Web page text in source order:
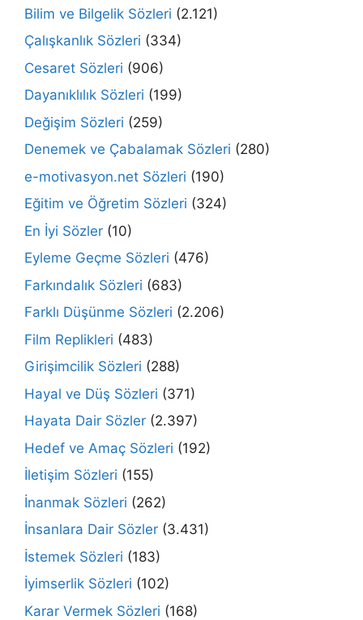
Bilim ve Bilgelik Sözleri (2.121)
Çalışkanlık Sözleri (334)
Cesaret Sözleri (906)
Dayanıklılık Sözleri (199)
Değişim Sözleri (259)
Denemek ve Çabalamak Sözleri (280)
e-motivasyon.net Sözleri (190)
Eğitim ve Öğretim Sözleri (324)
En İyi Sözler (10)
Eyleme Geçme Sözleri (476)
Farkındalık Sözleri (683)
Farklı Düşünme Sözleri (2.206)
Film Replikleri (483)
Girişimcilik Sözleri (288)
Hayal ve Düş Sözleri (371)
Hayata Dair Sözler (2.397)
Hedef ve Amaç Sözleri (192)
İletişim Sözleri (155)
İnanmak Sözleri (262)
İnsanlara Dair Sözler (3.431)
İstemek Sözleri (183)
İyimserlik Sözleri (102)
Karar Vermek Sözleri (168)